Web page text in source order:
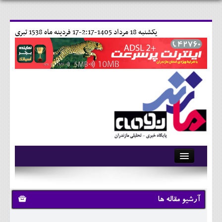
17 فردينه ماه 1538 تبری يکشنبه 18 مرداد 1405-2:17-
آرشیو
تماس با ما
وبلاگ
آرشیو مقاله ها